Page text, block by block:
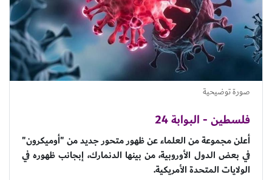
صورة توضيحية
فلسطين - البوابة 24
أعلن مجموعة من العلماء عن ظهور متحور جديد من "أوميكرون"
في بعض الدول الأوروبية، من بينها الدنمارك، إبجانب ظهوره في
الولايات المتحدة الأمريكية.